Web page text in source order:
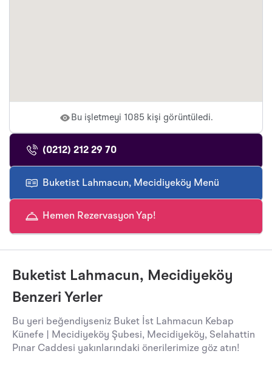
Bu işletmeyi 1085 kişi görüntüledi.
(0212) 212 29 70
Buketist Lahmacun, Mecidiyeköy Menü
Hemen Rezervasyon Yap!
Buketist Lahmacun, Mecidiyeköy
Benzeri Yerler
Bu yeri beğendiyseniz Buket İst Lahmacun Kebap
Künefe | Mecidiyeköy Şubesi, Mecidiyeköy, Selahattin
Pınar Caddesi yakınlarındaki önerilerimize göz atın!